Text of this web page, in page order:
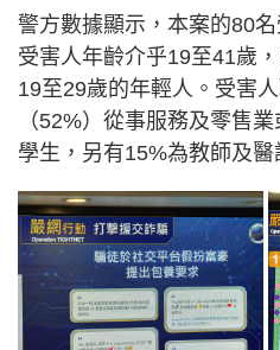
警方數據顯示，本案的80
受害人年齡介乎19至41歲
19至29歲的年輕人。受害
（52%）從事服務及零售
學生，另有15%為教師及醫